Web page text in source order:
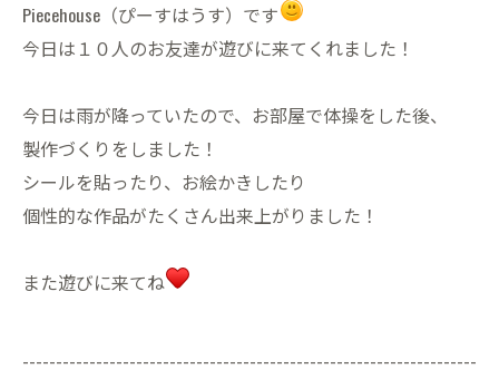
Piecehouse（ぴーすはうす）です
今日は１０人のお友達が遊びに来てくれました！
今日は雨が降っていたので、お部屋で体操をした後、
製作づくりをしました！
シールを貼ったり、お絵かきしたり
個性的な作品がたくさん出来上がりました！
また遊びに来てね
--------------------------------------------------------------------